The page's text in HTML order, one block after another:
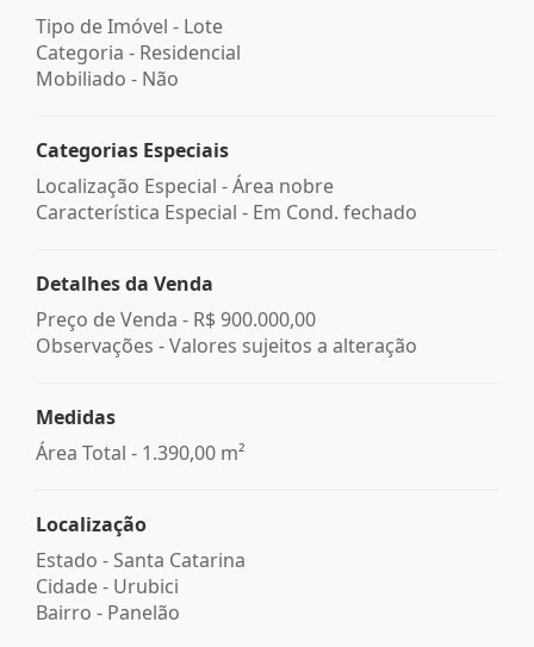
Tipo de Imóvel - Lote
Categoria - Residencial
Mobiliado - Não
Categorias Especiais
Localização Especial - Área nobre
Característica Especial - Em Cond. fechado
Detalhes da Venda
Preço de Venda - R$ 900.000,00
Observações - Valores sujeitos a alteração
Medidas
Área Total - 1.390,00 m²
Localização
Estado - Santa Catarina
Cidade - Urubici
Bairro - Panelão